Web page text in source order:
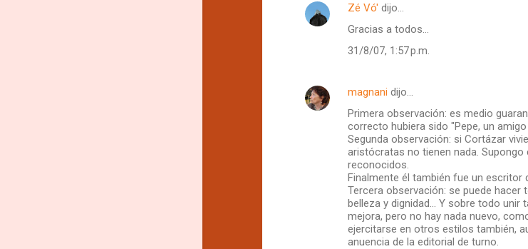
Zé Vó' dijo…
Gracias a todos...
31/8/07, 1:57 p.m.
magnani dijo…
Primera observación: es medio
correcto hubiera sido "Pepe, un
Segunda observación: si Cortázar
aristócratas no tienen nada.
reconocidos.
Finalmente él también fue un escritor
Tercera observación: se puede
belleza y dignidad... Y sobre todo
mejora, pero no hay nada nuevo,
ejercitarse en otros estilos también,
anuencia de la editorial de turno.